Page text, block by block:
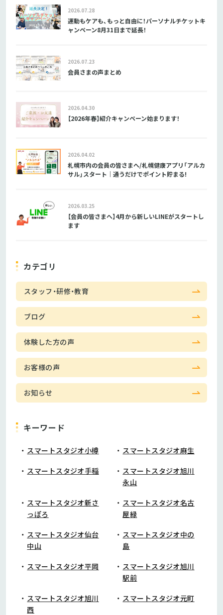
2026.07.28
運動もケアも、もっと自由に！パーソナルチケットキ
ャンペーン8月31日まで延長！
2026.07.23
会員さまの声まとめ
2026.04.30
【2026年春】紹介キャンペーン始まります！
2026.04.02
札幌市内の会員の皆さまへ/札幌健康アプリ「アルカ
サル」スタート｜通うだけでポイント貯まる!
2026.03.25
【会員の皆さまへ】4月から新しいLINEがスタートし
ます
カテゴリ
スタッフ・研修・教育
ブログ
体験した方の声
お客様の声
お知らせ
キーワード
スマートスタジオ小樽 スマートスタジオ麻生
スマートスタジオ手稲
スマートスタジオ旭川
永山
スマートスタジオ新さ
っぽろ
スマートスタジオ名古
屋緑
スマートスタジオ仙台
中山
スマートスタジオ中の
島
スマートスタジオ平岡
スマートスタジオ旭川
駅前
スマートスタジオ旭川
西
スマートスタジオ元町